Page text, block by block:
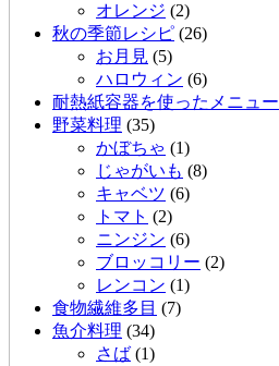
オレンジ (2)
秋の季節レシピ (26)
お月見 (5)
ハロウィン (6)
耐熱紙容器を使ったメニュー
野菜料理 (35)
かぼちゃ (1)
じゃがいも (8)
キャベツ (6)
トマト (2)
ニンジン (6)
ブロッコリー (2)
レンコン (1)
食物繊維多目 (7)
魚介料理 (34)
さば (1)